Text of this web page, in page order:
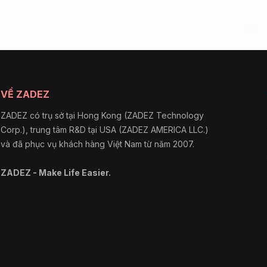
VỀ ZADEZ
ZADEZ có trụ sở tại Hong Kong (ZADEZ Technology
Corp.), trung tâm R&D tại USA (ZADEZ AMERICA LLC.)
và đã phục vụ khách hàng Việt Nam từ năm 2007.
ZADEZ - Make Life Easier.